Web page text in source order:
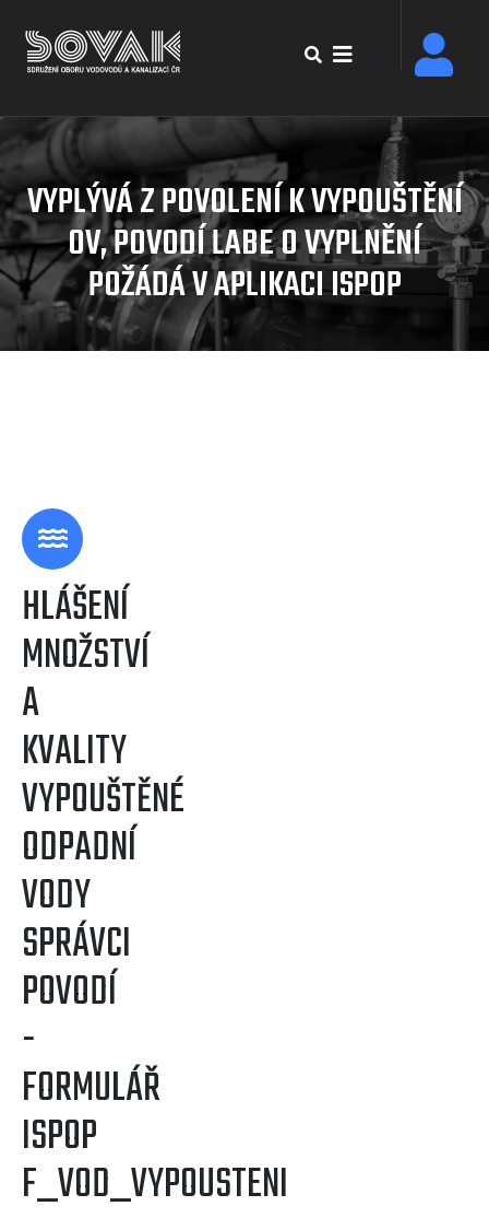
hlavnímu
obsahu
VYPLÝVÁ Z POVOLENÍ K VYPOUŠTĚNÍ
OV, POVODÍ LABE O VYPLNĚNÍ
POŽÁDÁ V APLIKACI ISPOP
HLÁŠENÍ
MNOŽSTVÍ
A
KVALITY
VYPOUŠTĚNÉ
ODPADNÍ
VODY
SPRÁVCI
POVODÍ
-
FORMULÁŘ
ISPOP
F_VOD_VYPOUSTENI